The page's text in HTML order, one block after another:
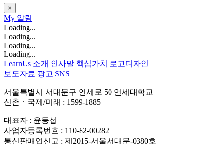
×
My 알림
Loading...
Loading...
Loading...
Loading...
LearnUs 소개 인사말 핵심가치
로고디자인
보도자료 광고 SNS
서울특별시 서대문구 연세로 50 연세대학교
신촌ㆍ국제/미래 : 1599-1885
대표자 : 윤동섭
사업자등록번호 : 110-82-00282
통신판매업신고 : 제2015-서울서대문-0380호